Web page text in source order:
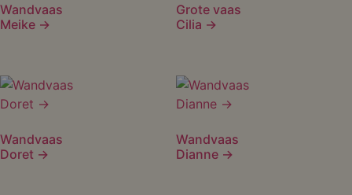
Wandvaas
Meike →
Grote vaas
Cilia →
Wandvaas
Doret →
Wandvaas
Dianne →